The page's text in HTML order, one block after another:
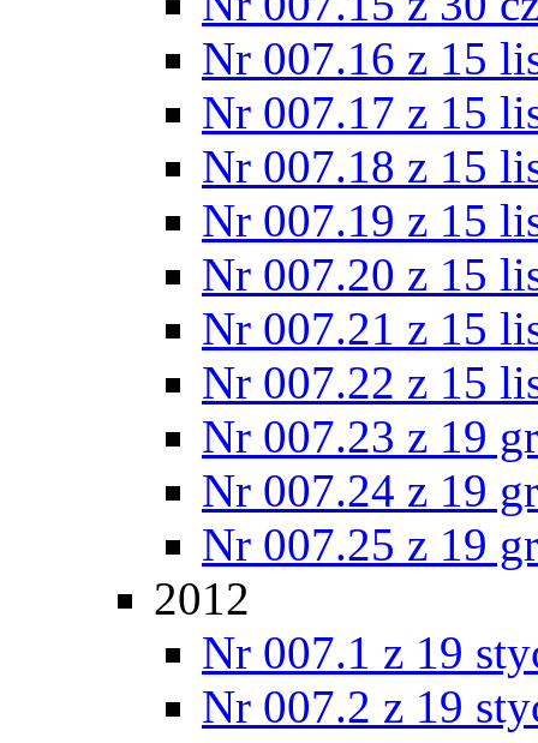
Nr 007.16 z 15
Nr 007.17 z 15
Nr 007.18 z 15
Nr 007.19 z 15
Nr 007.20 z 15
Nr 007.21 z 15
Nr 007.22 z 15
Nr 007.23 z 19
Nr 007.24 z 19
Nr 007.25 z 19
2012
Nr 007.1 z 19
Nr 007.2 z 19